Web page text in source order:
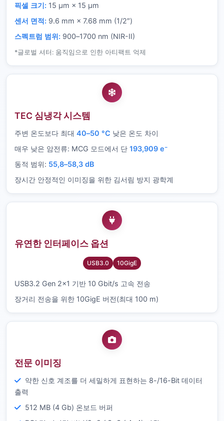
픽셀 크기: 15 µm × 15 µm
센서 면적: 9.6 mm × 7.68 mm (1/2″)
스펙트럼 범위: 900–1700 nm (NIR-II)
*글로벌 셔터: 움직임으로 인한 아티팩트 억제
TEC 심냉각 시스템
주변 온도보다 최대 40–50 °C 낮은 온도 차이
매우 낮은 암전류: MCG 모드에서 단 193,909 e⁻
동적 범위: 55,8–58,3 dB
장시간 안정적인 이미징을 위한 김서림 방지 광학계
유연한 인터페이스 옵션
USB3.0 10GigE
USB3.2 Gen 2×1 기반 10 Gbit/s 고속 전송
장거리 전송을 위한 10GigE 버전(최대 100 m)
전문 이미징
약한 신호 계조를 더 세밀하게 표현하는 8-/16-Bit 데이터
출력
512 MB (4 Gb) 온보드 버퍼